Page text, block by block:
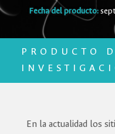
Fecha del producto:
PRODUCTO
En la actualidad los